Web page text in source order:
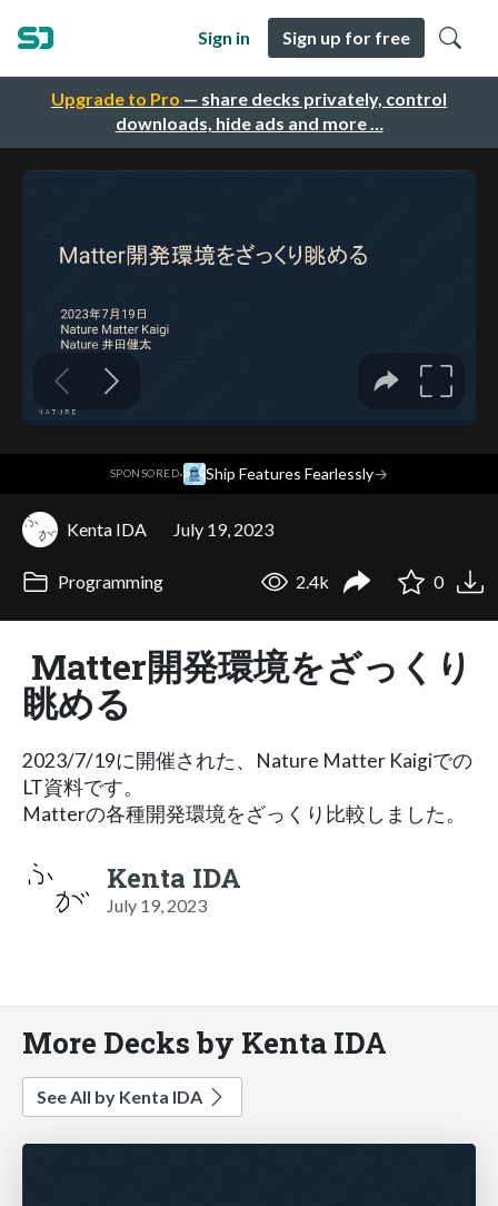
Upgrade to Pro — share decks privately, control
downloads, hide ads and more …
Sign in Sign up for free
SPONSORED· Ship Features Fearlessly→
Kenta IDA July 19, 2023
Programming 2.4k 0
Matter開発環境をざっくり
眺める
2023/7/19に開催された、Nature Matter Kaigiでの
LT資料です。
Matterの各種開発環境をざっくり比較しました。
Kenta IDA
July 19, 2023
More Decks by Kenta IDA
See All by Kenta IDA